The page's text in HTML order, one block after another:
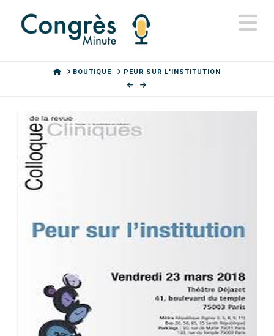
HOMEBOUTIQUE PEUR SUR L'INSTITUTION